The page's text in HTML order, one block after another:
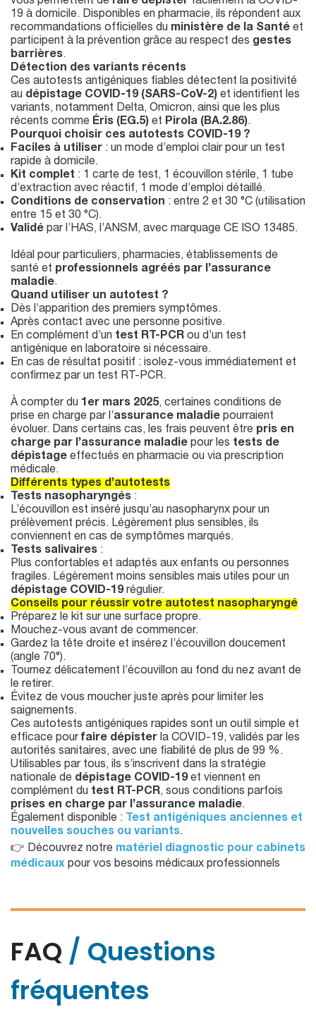
19 à domicile. Disponibles en pharmacie, ils répondent aux
recommandations officielles du ministère de la Santé et
participent à la prévention grâce au respect des gestes
barrières.
Détection des variants récents
Ces autotests antigéniques fiables détectent la positivité
au dépistage COVID-19 (SARS-CoV-2) et identifient les
variants, notamment Delta, Omicron, ainsi que les plus
récents comme Éris (EG.5) et Pirola (BA.2.86).
Pourquoi choisir ces autotests COVID-19 ?
Faciles à utiliser : un mode d’emploi clair pour un test
rapide à domicile.
Kit complet : 1 carte de test, 1 écouvillon stérile, 1 tube
d’extraction avec réactif, 1 mode d’emploi détaillé.
Conditions de conservation : entre 2 et 30 °C (utilisation
entre 15 et 30 °C).
Validé par l’HAS, l’ANSM, avec marquage CE ISO 13485.
Idéal pour particuliers, pharmacies, établissements de
santé et professionnels agréés par l’assurance
maladie.
Quand utiliser un autotest ?
Dès l’apparition des premiers symptômes.
Après contact avec une personne positive.
En complément d’un test RT-PCR ou d’un test
antigénique en laboratoire si nécessaire.
En cas de résultat positif : isolez-vous immédiatement et
confirmez par un test RT-PCR.
À compter du 1er mars 2025, certaines conditions de
prise en charge par l’assurance maladie pourraient
évoluer. Dans certains cas, les frais peuvent être pris en
charge par l’assurance maladie pour les tests de
dépistage effectués en pharmacie ou via prescription
médicale.
Différents types d’autotests
Tests nasopharyngés :
L’écouvillon est inséré jusqu’au nasopharynx pour un
prélèvement précis. Légèrement plus sensibles, ils
conviennent en cas de symptômes marqués.
Tests salivaires :
Plus confortables et adaptés aux enfants ou personnes
fragiles. Légèrement moins sensibles mais utiles pour un
dépistage COVID-19régulier.
Conseils pour réussir votre autotest nasopharyngé
Préparez le kit sur une surface propre.
Mouchez-vous avant de commencer.
Gardez la tête droite et insérez l’écouvillon doucement
(angle 70°).
Tournez délicatement l’écouvillon au fond du nez avant de
le retirer.
Évitez de vous moucher juste après pour limiter les
saignements.
Ces autotests antigéniques rapides sont un outil simple et
efficace pourfaire dépister la COVID-19, validés par les
autorités sanitaires, avec une fiabilité de plus de 99 %.
Utilisables par tous, ils s’inscrivent dans la stratégie
nationale de dépistage COVID-19et viennent en
complément du test RT-PCR, sous conditions parfois
prises en charge par l’assurance maladie.
Également disponible : Test antigéniques anciennes et
nouvelles souches ou variants.
👉 Découvrez notre matériel diagnostic pour cabinets
médicaux pour vos besoins médicaux professionnels
FAQ / Questions
fréquentes